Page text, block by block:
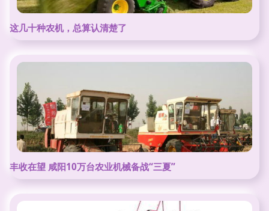
这几十种农机，总算认清楚了
丰收在望 咸阳10万台农业机械备战“三夏”